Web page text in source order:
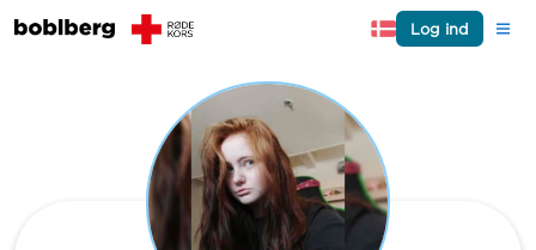
Log ind